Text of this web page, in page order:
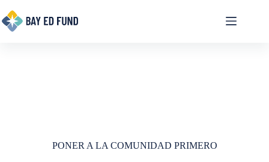
al
contenido
PONER A LA COMUNIDAD PRIMERO